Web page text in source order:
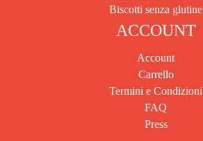
Biscotti senza glutine
ACCOUNT
Account
Carrello
Termini e Condizioni
FAQ
Press